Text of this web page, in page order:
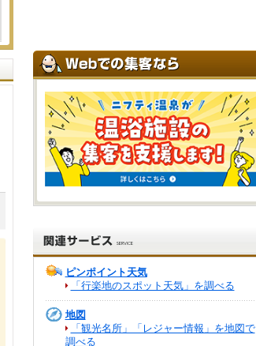
ピンポイント天気
「行楽地のスポット天気」を調べる
地図
「観光名所」「レジャー情報」を地図で
調べる